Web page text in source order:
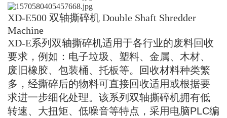
XD-E500 双轴撕碎机 Double Shaft Shredder
Machine
XD-E系列双轴撕碎机适用于各行业的废料回收
要求，例如：电子垃圾、塑料、金属、木材、
废旧橡胶、包装桶、托板等。回收材料种类繁
多，经撕碎后的物料可直接回收适用或根据要
求进一步细化处理。该系列双轴撕碎机拥有低
转速、大扭矩、低噪音等特点，采用电脑PLC编